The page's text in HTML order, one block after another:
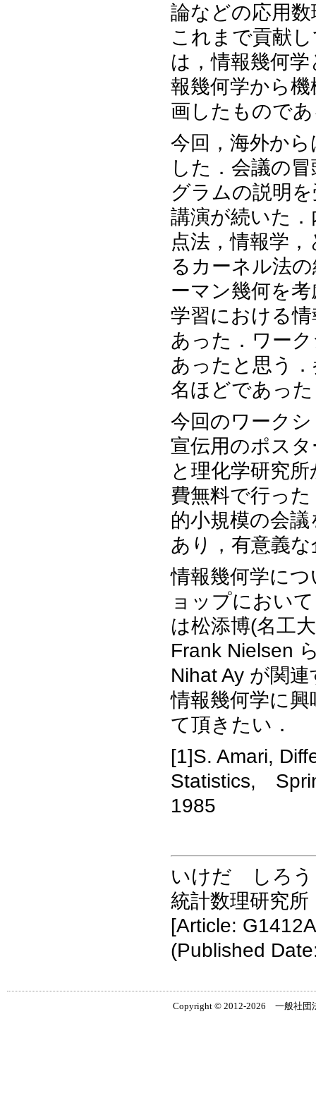
論などの応用
これまで貢献
は，情報幾何
報幾何学から
画したもので
今回，海外か
した．会議の
グラムの説明
講演が続いた
点法，情報学
るカーネル法
ーマン幾何を
学習における
あった．ワー
あったと思う
名ほどであっ
今回のワーク
宣伝用のポス
と理化学研究
費無料で行っ
的小規模の会
あり，有意義
情報幾何学に
ョップにおい
は松添博(名工
Frank Nielsen
Nihat Ay が関
情報幾何学に
て頂きたい．
[1]S. Amari,
Statistics,
1985
いけだ しろう
統計数理研究所
[Article:
(Published
Copyright © 2012-2026 一般社団